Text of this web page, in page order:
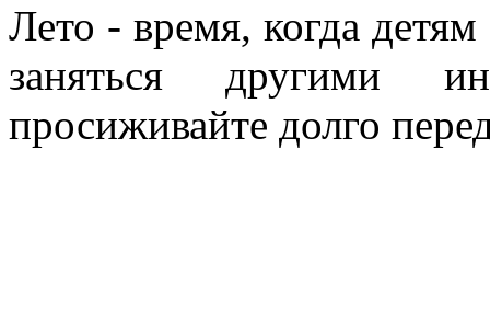
Лето - время, когда
заняться другими
просиживайте долго